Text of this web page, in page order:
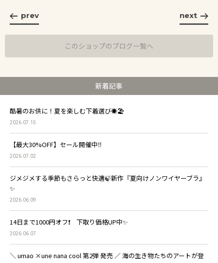
prev next
このショップのブログ一覧へ
新着記事
酷暑のお供に！夏を楽しむ下着選び☀️🏖️
2026.07.15
【最大30%OFF】セール開催中‼️
2026.07.02
ジメジメする季節もさらっと快適🍃新作『夏向けノンワイヤーブラ』
✨
2026.06.09
14日まで1000円オフ❗️ 下取り価格UP中✨
2026.06.07
＼ umao ×une nana cool 第2弾 発売 ／ 海の生き物たちのアートが登